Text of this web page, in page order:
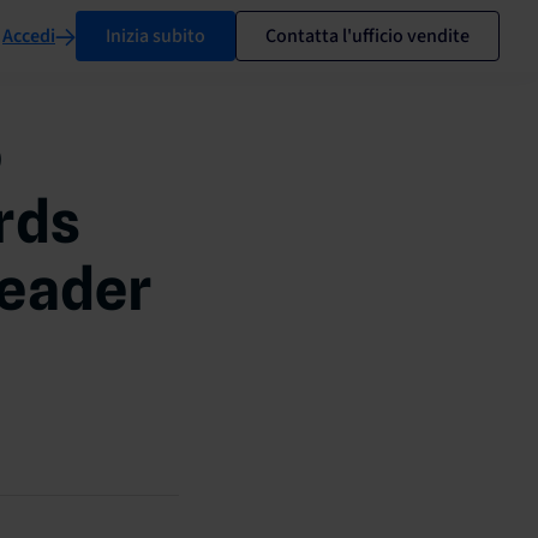
Accedi Inizia subito Contatta l'ufficio vendite